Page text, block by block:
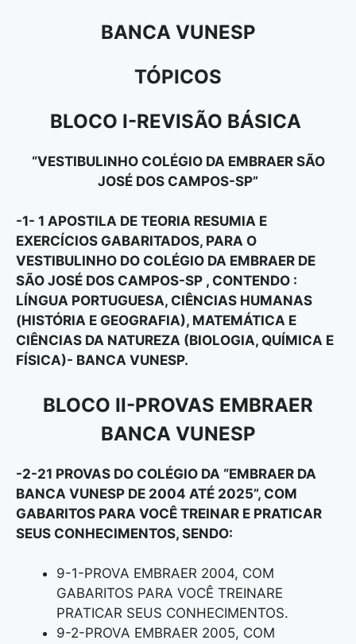
BANCA VUNESP
TÓPICOS
BLOCO I-REVISÃO BÁSICA
“VESTIBULINHO COLÉGIO DA EMBRAER SÃO
JOSÉ DOS CAMPOS-SP”
-1- 1 APOSTILA DE TEORIA RESUMIA E
EXERCÍCIOS GABARITADOS, PARA O
VESTIBULINHO DO COLÉGIO DA EMBRAER DE
SÃO JOSÉ DOS CAMPOS-SP , CONTENDO :
LÍNGUA PORTUGUESA, CIÊNCIAS HUMANAS
(HISTÓRIA E GEOGRAFIA), MATEMÁTICA E
CIÊNCIAS DA NATUREZA (BIOLOGIA, QUÍMICA E
FÍSICA)- BANCA VUNESP.
BLOCO II-PROVAS EMBRAER
BANCA VUNESP
-2-21 PROVAS DO COLÉGIO DA “EMBRAER DA
BANCA VUNESP DE 2004 ATÉ 2025”, COM
GABARITOS PARA VOCÊ TREINAR E PRATICAR
SEUS CONHECIMENTOS, SENDO:
9-1-PROVA EMBRAER 2004, COM
GABARITOS PARA VOCÊ TREINARE
PRATICAR SEUS CONHECIMENTOS.
9-2-PROVA EMBRAER 2005, COM